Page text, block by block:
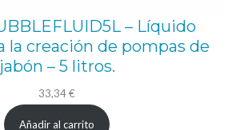
– Líquido
la creación de pompas de
jabón – 5 litros.
33,34€
Añadir al carrito